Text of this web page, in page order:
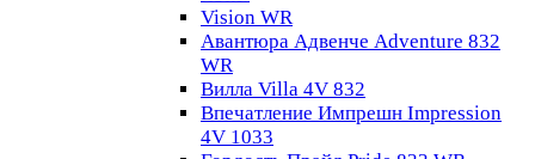
Vision WR
Авантюра Адвенче Adventure 832
WR
Вилла Villa 4V 832
Впечатление Импрешн Impression
4V 1033